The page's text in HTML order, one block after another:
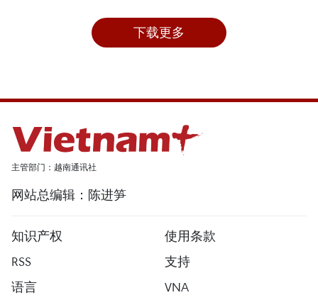
下载更多
主管部门：越南通讯社
网站总编辑：陈进笋
知识产权
使用条款
RSS
支持
语言
VNA